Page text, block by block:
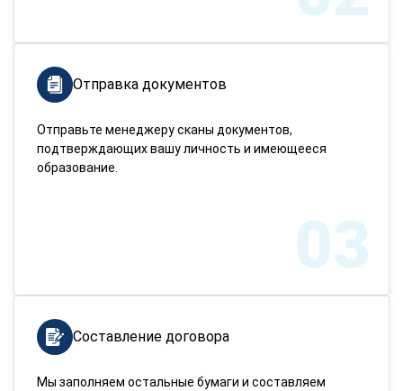
Отправка документов
Отправьте менеджеру сканы документов,
подтверждающих вашу личность и имеющееся
образование.
03
Составление договора
Мы заполняем остальные бумаги и составляем